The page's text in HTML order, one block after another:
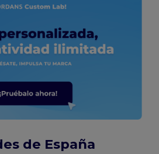
de España